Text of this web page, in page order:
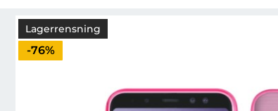
Lagerrensning
Priset är nedsatt med
-76%